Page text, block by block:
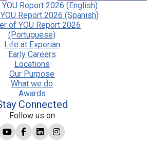
Report 2026 (English)
Report 2026 (Spanish)
of YOU Report 2026
(Portuguese)
Life at Experian
Early Careers
Locations
Our Purpose
What we do
Awards
Connected
Follow us on